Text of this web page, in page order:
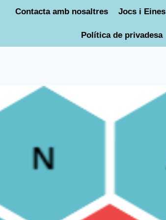
Contacta amb nosaltres Jocs i Eines
Política de privadesa